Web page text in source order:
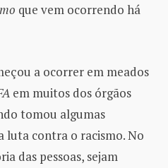
que vem ocorrendo há
a ocorrer em meados
em muitos dos órgãos
tomou algumas
luta contra o racismo. No
das pessoas, sejam